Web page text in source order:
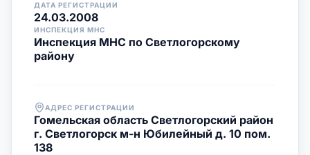
ДАТА РЕГИСТРАЦИИ
24.03.2008
ИНСПЕКЦИЯ МНС
Инспекция МНС по Светлогорскому
району
АДРЕС РЕГИСТРАЦИИ
Гомельская область Светлогорский район
г. Светлогорск м-н Юбилейный д. 10 пом.
138